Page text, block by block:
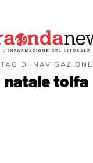
TAG DI NAVIGAZIONE
natale tolfa